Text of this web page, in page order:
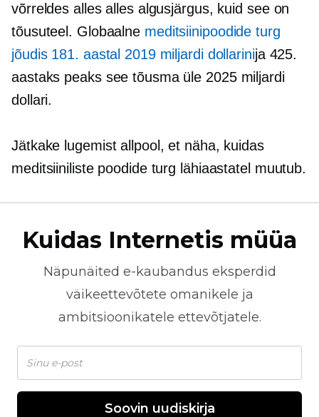
võrreldes alles alles algusjärgus, kuid see on
tõusuteel. Globaalne meditsiinipoodide turg
jõudis 181. aastal 2019 miljardi dollarinija 425.
aastaks peaks see tõusma üle 2025 miljardi
dollari.
Jätkake lugemist allpool, et näha, kuidas
meditsiiniliste poodide turg lähiaastatel muutub.
Kuidas Internetis müüa
Näpunäited e-kaubandus eksperdid
väikeettevõtete omanikele ja
ambitsioonikatele ettevõtjatele.
Soovin uudiskirja